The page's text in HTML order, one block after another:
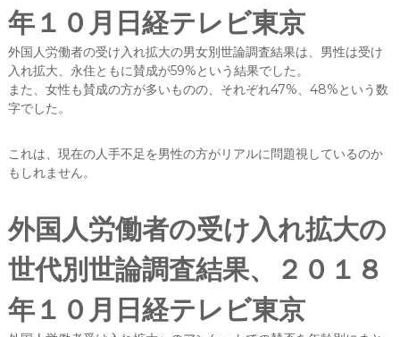
年１０月日経テレビ東京
外国人労働者の受け入れ拡大の男女別世論調査結果は、男性は受け
入れ拡大、永住ともに賛成が59%という結果でした。
また、女性も賛成の方が多いものの、それぞれ47%、48%という数
字でした。
これは、現在の人手不足を男性の方がリアルに問題視しているのか
もしれません。
外国人労働者の受け入れ拡大の
世代別世論調査結果、２０１８
年１０月日経テレビ東京